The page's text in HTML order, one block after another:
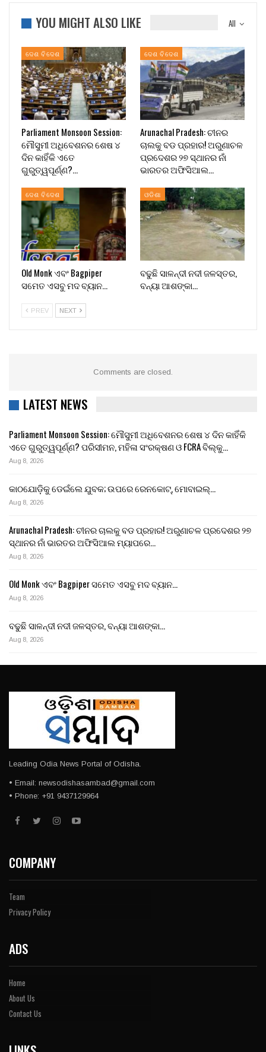
All
YOU MIGHT ALSO LIKE
ଦେଶ ବିଦେଶ
Parliament Monsoon Session:
ମୌସୁମୀ ଅଧିବେଶନର ଶେଷ ୪
ଦିନ କାହିଁକି ଏତେ
ଗୁରୁତ୍ୱପୂର୍ଣ୍ଣ?…
ଦେଶ ବିଦେଶ
Arunachal Pradesh: ଚୀନର
ଚାଲକୁ ବଡ ପ୍ରହାର! ଅରୁଣାଚଳ
ପ୍ରଦେଶର ୨୭ ସ୍ଥାନର ନାଁ
ଭାରତର ଅଫିସିଆଲ…
ଦେଶ ବିଦେଶ
Old Monk ଏବଂ Bagpiper
ସମେତ ଏସବୁ ମଦ ବ୍ୟାନ…
ଓଡିଶା
ବଢୁଛି ସାଳନ୍ଦୀ ନଦୀ ଜଳସ୍ତର,
ବନ୍ୟା ଆଶଙ୍କା…
PREV NEXT
Comments are closed.
LATEST NEWS
Parliament Monsoon Session: ମୌସୁମୀ ଅଧିବେଶନର ଶେଷ ୪ ଦିନ କାହିଁକି
ଏତେ ଗୁରୁତ୍ୱପୂର୍ଣ୍ଣ? ପରିସୀମନ, ମହିଳା ସଂରକ୍ଷଣ ଓ FCRA ବିଲ୍‌କୁ…
Aug 8, 2026
କାଠଯୋଡ଼ିକୁ ଡେଇଁଲେ ଯୁବକ; ଉପରେ ରେନକୋଟ୍, ମୋବାଇଲ୍…
Aug 8, 2026
Arunachal Pradesh: ଚୀନର ଚାଲକୁ ବଡ ପ୍ରହାର! ଅରୁଣାଚଳ ପ୍ରଦେଶର ୨୭
ସ୍ଥାନର ନାଁ ଭାରତର ଅଫିସିଆଲ ମ୍ୟାପରେ…
Aug 8, 2026
Old Monk ଏବଂ Bagpiper ସମେତ ଏସବୁ ମଦ ବ୍ୟାନ…
Aug 8, 2026
ବଢୁଛି ସାଳନ୍ଦୀ ନଦୀ ଜଳସ୍ତର, ବନ୍ୟା ଆଶଙ୍କା…
Aug 8, 2026
Leading Odia News Portal of Odisha.
• Email: newsodishasambad@gmail.com
• Phone: +91 9437129964
COMPANY
Team
Privacy Policy
ADS
Home
About Us
Contact Us